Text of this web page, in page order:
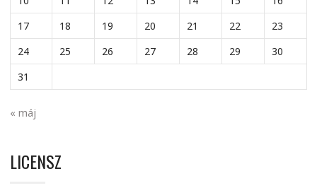
17
18 19 20 21 22
23
24
25 26 27 28 29
30
31
« máj
LICENSZ